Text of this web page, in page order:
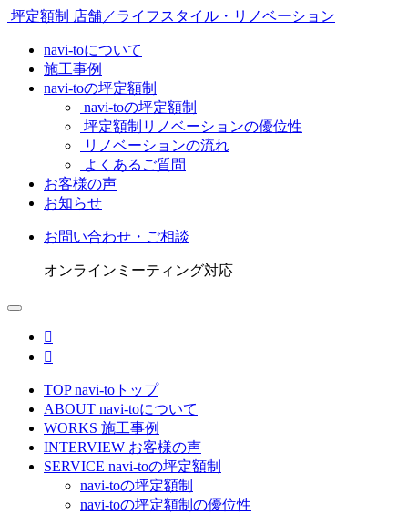
坪定額制 店舗／ライフスタイル・リノベーション
navi-toについて
施工事例
navi-toの坪定額制
navi-toの坪定額制
坪定額制リノベーションの優位性
リノベーションの流れ
よくあるご質問
お客様の声
お知らせ
お問い合わせ・ご相談
オンラインミーティング対応


TOP navi-toトップ
ABOUT navi-toについて
WORKS 施工事例
INTERVIEW お客様の声
SERVICE navi-toの坪定額制
navi-toの坪定額制
navi-toの坪定額制の優位性